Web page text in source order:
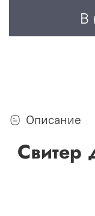
В
Описание
Свитер